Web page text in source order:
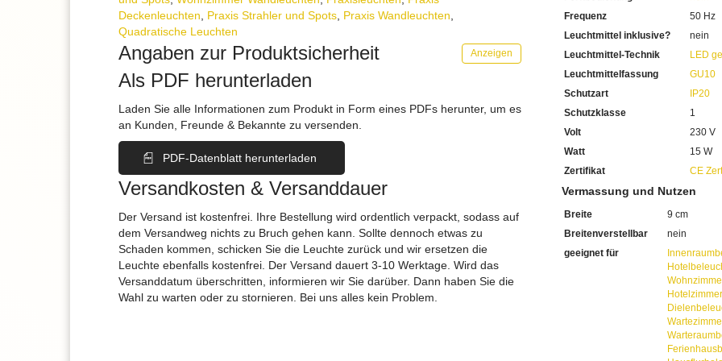
Für den Lichtbetrieb
Bestellen Sie dieses gerne
Wir empfehlen Ihnen den
Bei uns im Sortiment finden
Diese sind von enorm
Mit LED-Technik erreichen
Bei Fragen, kontaktieren Sie
Erkundigen Sie sich bei
Wir freuen uns auf Ihre
Deckenleuchten, Praxis Strahler und Spots, Praxis Wandleuchten,
Quadratische Leuchten
Angaben zur Produktsicherheit Anzeigen
Als PDF herunterladen
Laden Sie alle Informationen zum Produkt in Form eines PDFs herunter, um es
an Kunden, Freunde & Bekannte zu versenden.
PDF-Datenblatt herunterladen
Versandkosten & Versanddauer
Der Versand ist kostenfrei. Ihre Bestellung wird ordentlich verpackt, sodass auf
dem Versandweg nichts zu Bruch gehen kann. Sollte dennoch etwas zu
Schaden kommen, schicken Sie die Leuchte zurück und wir ersetzen die
Leuchte ebenfalls kostenfrei. Der Versand dauert 3-10 Werktage. Wird das
Versanddatum überschritten, informieren wir Sie darüber. Dann haben Sie die
Wahl zu warten oder zu stornieren. Bei uns alles kein Problem.
Frequenz
50 Hz
Leuchtmittel inklusive?
nein
Leuchtmittel-Technik
LED
Leuchtmittelfassung
GU10
Schutzart
IP20
Schutzklasse
1
Volt
230 V
Watt
15 W
Zertifikat
CE
Vermassung und Nutzen
Breite
9 cm
Breitenverstellbar
nein
geeignet für